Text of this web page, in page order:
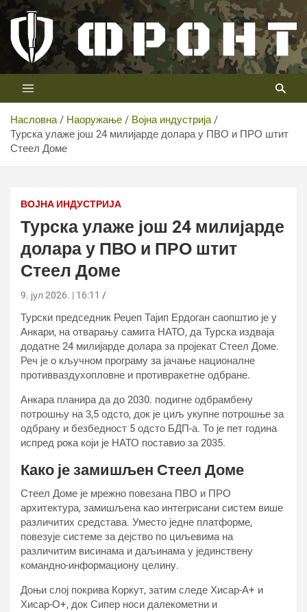
Скип
цонтент
Телевизија ФРОНТ
Први војни канал у Србији
Насловна Наоружање
Војна индустрија
Турска улаже још 24 милијарде долара у ПВО и ПРО штит
Стеел Доме
ВОЈНА ИНДУСТРИЈА
Турска улаже још 24 милијарде
долара у ПВО и ПРО штит
Стеел Доме
9. јул 2026. | 16:11
Турски председник Реџеп Тајип Ердоган саопштио је у
Анкари, на отварању самита НАТО, да Турска издваја
додатне 24 милијарде долара за пројекат Стеел Доме.
Реч је о кључном програму за јачање националне
противваздухопловне и противракетне одбране.
Анкара планира да до 2030. подигне одбрамбену
потрошњу на 3,5 одсто, док је циљ укупне потрошње за
одбрану и безбедност 5 одсто БДП-а. То је пет година
испред рока који је НАТО поставио за 2035.
Како је замишљен Стеел Доме
Стеел Доме је мрежно повезана ПВО и ПРО
архитектура, замишљена као интегрисани систем више
различитих средстава. Уместо једне платформе,
повезује системе за дејство по циљевима на
различитим висинама и даљинама у јединствену
командно-информациону целину.
Доњи слој покрива Коркут, затим следе Хисар-А+ и
Хисар-О+, док Сипер носи далекометни и